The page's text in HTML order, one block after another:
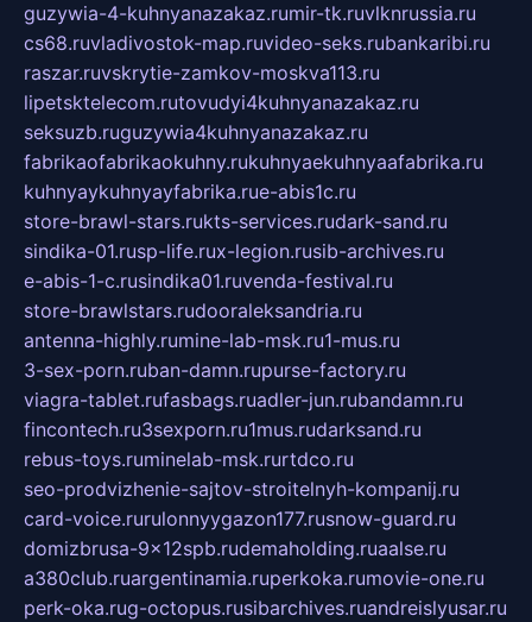
guzywia-4-kuhnyanazakaz.rumir-tk.ruvlknrussia.ru
cs68.ruvladivostok-map.ruvideo-seks.rubankaribi.ru
raszar.ruvskrytie-zamkov-moskva113.ru
lipetsktelecom.rutovudyi4kuhnyanazakaz.ru
seksuzb.ruguzywia4kuhnyanazakaz.ru
fabrikaofabrikaokuhny.rukuhnyaekuhnyaafabrika.ru
kuhnyaykuhnyayfabrika.rue-abis1c.ru
store-brawl-stars.rukts-services.rudark-sand.ru
sindika-01.rusp-life.rux-legion.rusib-archives.ru
e-abis-1-c.rusindika01.ruvenda-festival.ru
store-brawlstars.rudooraleksandria.ru
antenna-highly.rumine-lab-msk.ru1-mus.ru
3-sex-porn.ruban-damn.rupurse-factory.ru
viagra-tablet.rufasbags.ruadler-jun.rubandamn.ru
fincontech.ru3sexporn.ru1mus.rudarksand.ru
rebus-toys.ruminelab-msk.rurtdco.ru
seo-prodvizhenie-sajtov-stroitelnyh-kompanij.ru
card-voice.rurulonnyygazon177.rusnow-guard.ru
domizbrusa-9x12spb.rudemaholding.ruaalse.ru
a380club.ruargentinamia.ruperkoka.rumovie-one.ru
perk-oka.rug-octopus.rusibarchives.ruandreislyusar.ru